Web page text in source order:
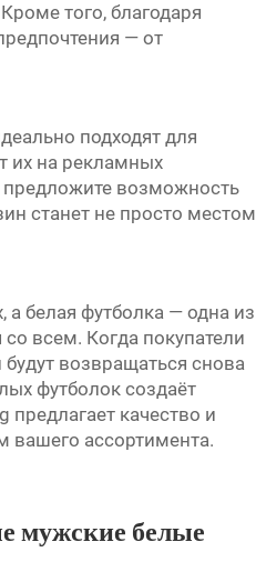
того, благодаря
— от
подходят для
их на рекламных
возможность
станет не просто местом
белая футболка — одна из
со всем. Когда покупатели
возвращаться снова
футболок создаёт
качество и
вашего ассортимента.
мужские белые